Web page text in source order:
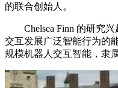
的联合创始人。
Chelsea Finn 的研究兴
交互发展广泛智能行为的
规模机器人交互智能，隶